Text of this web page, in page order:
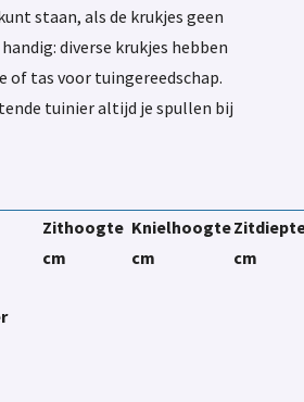
staan, als de krukjes geen
diverse krukjes hebben
of tas voor tuingereedschap.
tuinier altijd je spullen bij
Zithoogte
cm
Knielhoogte
cm
cm